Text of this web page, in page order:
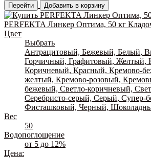
Перейти Добавить в корзину
PERFEKTA Линкер Оптима, 50 кг
Цвет
Выбрать
Антрацитовый, Бежевый, Белый,
Горчичный, Графитовый, Желтый,
Коричневый, Красный, Кремово-
желтый, Кремово-розовый,
бежевый, Светло-коричневый,
Серебристо-серый, Серый, Супер-
Фисташковый, Черный,
Вес
50
Водопоглощение
от 5 до 12%
Цена: